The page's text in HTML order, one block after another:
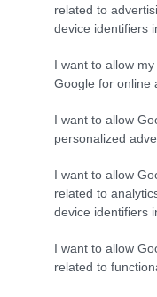
related to
device identifiers
I want to allow
Google for online
I want to allow
personalized
I want to allow
related to
device identifiers
I want to allow
related to
ΡΟΗ
από την ΕΕ έργο
Gaming Police”